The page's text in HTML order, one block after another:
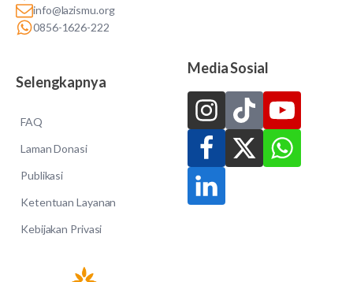
info@lazismu.org
0856-1626-222
Selengkapnya
FAQ
Laman Donasi
Publikasi
Ketentuan Layanan
Kebijakan Privasi
Media Sosial